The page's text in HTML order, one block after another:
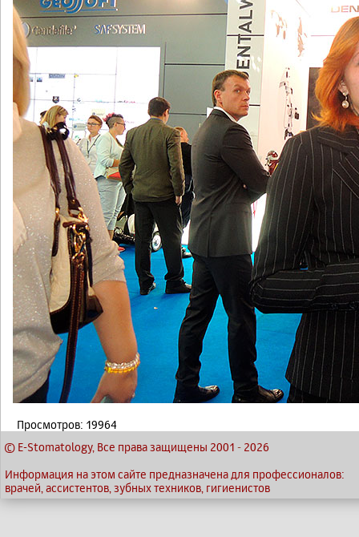
Просмотров: 19964
© E-Stomatology, Все права защищены 2001 - 2026
Информация на этом сайте предназначена для профессионалов:
врачей, ассистентов, зубных техников, гигиенистов